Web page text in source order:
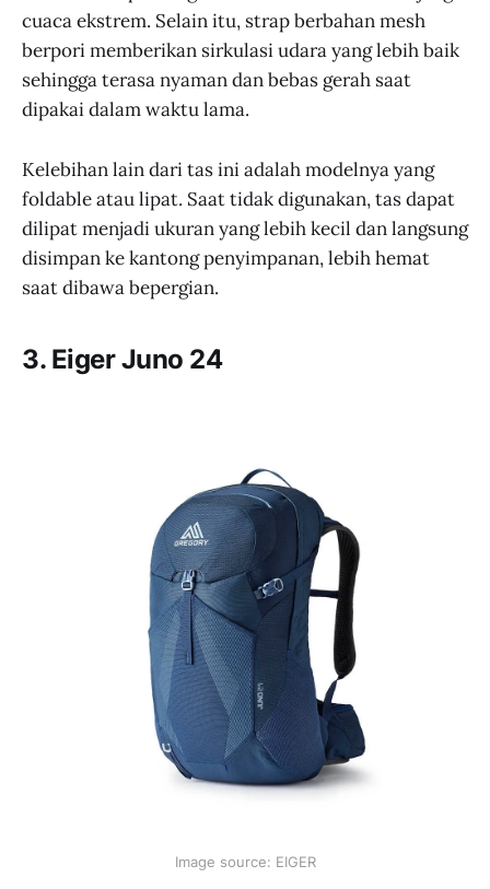
cuaca ekstrem. Selain itu, strap berbahan mesh
berpori memberikan sirkulasi udara yang lebih baik
sehingga terasa nyaman dan bebas gerah saat
dipakai dalam waktu lama.
Kelebihan lain dari tas ini adalah modelnya yang
foldable atau lipat. Saat tidak digunakan, tas dapat
dilipat menjadi ukuran yang lebih kecil dan langsung
disimpan ke kantong penyimpanan, lebih hemat
saat dibawa bepergian.
3. Eiger Juno 24
Image source: EIGER